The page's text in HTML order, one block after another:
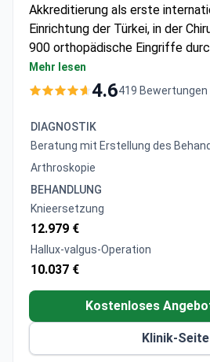
Akkreditierung als erste
Einrichtung der Türkei, in der
900 orthopädische Eingriffe
Spezialisiert auf
mit dem MAKO/Stryker-
einschließlich
minimalinvasiver Techniken
Führt verschiedene
Bietet spezialisierte Fuß- und
über 1.100 durchgeführten
Mehr lesen
4.6419 Bewertungen
DIAGNOSTIK
Beratung mit Erstellung des
Arthroskopie
BEHANDLUNG
Knieersetzung
12.979 €
Hallux-valgus-Operation
10.037 €
Kostenloses
Klinik-Seite